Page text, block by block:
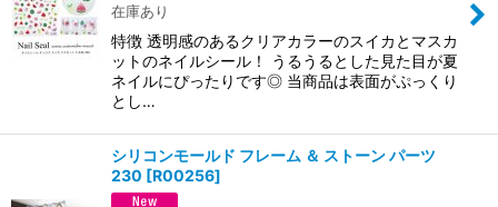
在庫あり
特徴 透明感のあるクリアカラーのスイカとマスカ
ットのネイルシール！ うるうるとした見た目が夏
ネイルにぴったりです◎ 当商品は表面がぷっくり
とし…
シリコンモールド フレーム ＆ ストーン パーツ
230 [R00256]